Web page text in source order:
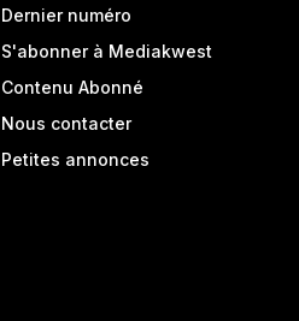
Dernier numéro
S'abonner à Mediakwest
Contenu Abonné
Nous contacter
Petites annonces